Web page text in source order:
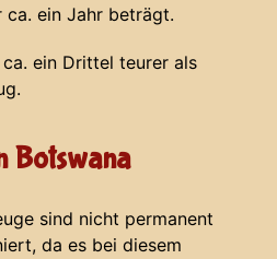
ein Jahr beträgt.
ein Drittel teurer als
Botswana
sind nicht permanent
da es bei diesem